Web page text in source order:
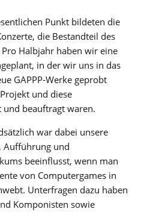
Punkt bildeten die
die Bestandteil des
Halbjahr haben wir eine
in der wir uns in das
GAPPP-Werke geprobt
und diese
beauftragt waren.
war dabei unsere
Aufführung und
beeinflusst, wenn man
von Computergames in
Unterfragen dazu haben
Komponisten sowie